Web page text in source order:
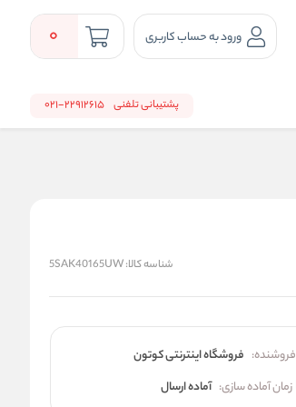
ورود به حساب کاربری 0
پشتیبانی تلفنی 22912615-021
شناسه کالا:5SAK40165UW
فروشنده: فروشگاه اینترنتی کوتون
زمان آماده سازی: آماده ارسال